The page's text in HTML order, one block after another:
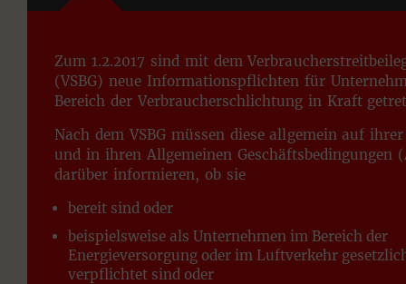
Zum 1.2.2017 sind mit dem
(VSBG) neue Informationspflichten für
Bereich der Verbraucherschlichtung in Kraft
Nach dem VSBG müssen diese allgemein auf ihrer
und in ihren Allgemeinen Geschäftsbedingungen
darüber informieren, ob sie
bereit sind oder
beispielsweise als Unternehmen im Bereich der
Energieversorgung oder im Luftverkehr
verpflichtet sind oder